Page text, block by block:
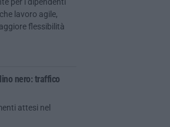
per i dipendenti
lavoro agile,
flessibilità
nero: traffico
attesi nel